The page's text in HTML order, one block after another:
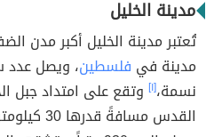
مدينة الخليل
تُعتبر مدينة الخليل أكبر مدن
مدينة في فلسطين
نسمة،[١] وتقع على امتداد جبل
القدس